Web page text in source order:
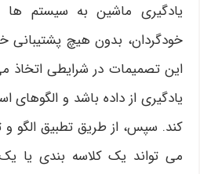
یادگیری ماشین به سیستم
خودگردان، بدون هیچ پشتیبانی
این تصمیمات در شرایطی اتخاذ
یادگیری از داده باشد و
کند. سپس، از طریق تطبیق الگو و
می تواند یک کلاسه بندی یا